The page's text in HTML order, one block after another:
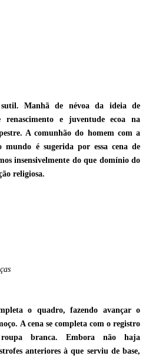
Manhã de névoa da ideia de
e juventude ecoa na
A comunhão do homem com a
mundo é sugerida por essa cena de
insensivelmente do que domínio do
religiosa.
o quadro, fazendo avançar o
A cena se completa com o registro
branca. Embora não haja
anteriores à que serviu de base,